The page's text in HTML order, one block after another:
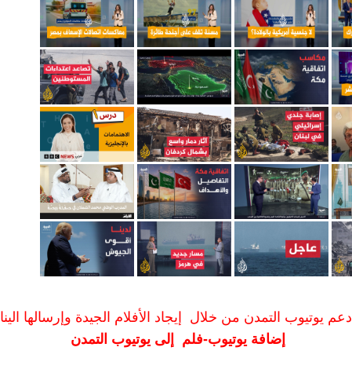
ادعم يوتيوب التمدن من خلال إيجاد الأفلام الجيدة وإرسالها الينا
إضافة يوتيوب-فلم إلى يوتيوب التمدن